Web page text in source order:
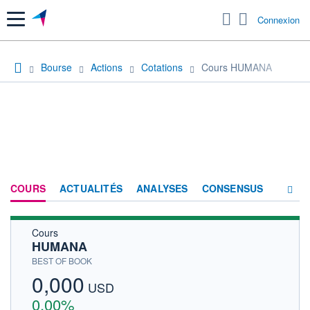
Menu Connexion
Bourse Actions Cotations Cours HUMANA
COURS ACTUALITÉS ANALYSES CONSENSUS
Cours
HUMANA
BEST OF BOOK
0,000 USD
0,00%